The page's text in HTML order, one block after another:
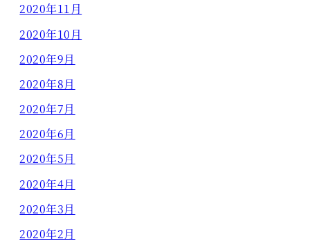
2020年11月
2020年10月
2020年9月
2020年8月
2020年7月
2020年6月
2020年5月
2020年4月
2020年3月
2020年2月